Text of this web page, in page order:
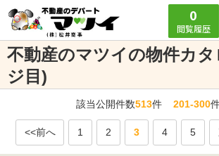
0
閲覧履歴
不動産のマツイの物件カ
ジ目)
該当公開件数513件201-300
<<前へ 1 2 3 4 5